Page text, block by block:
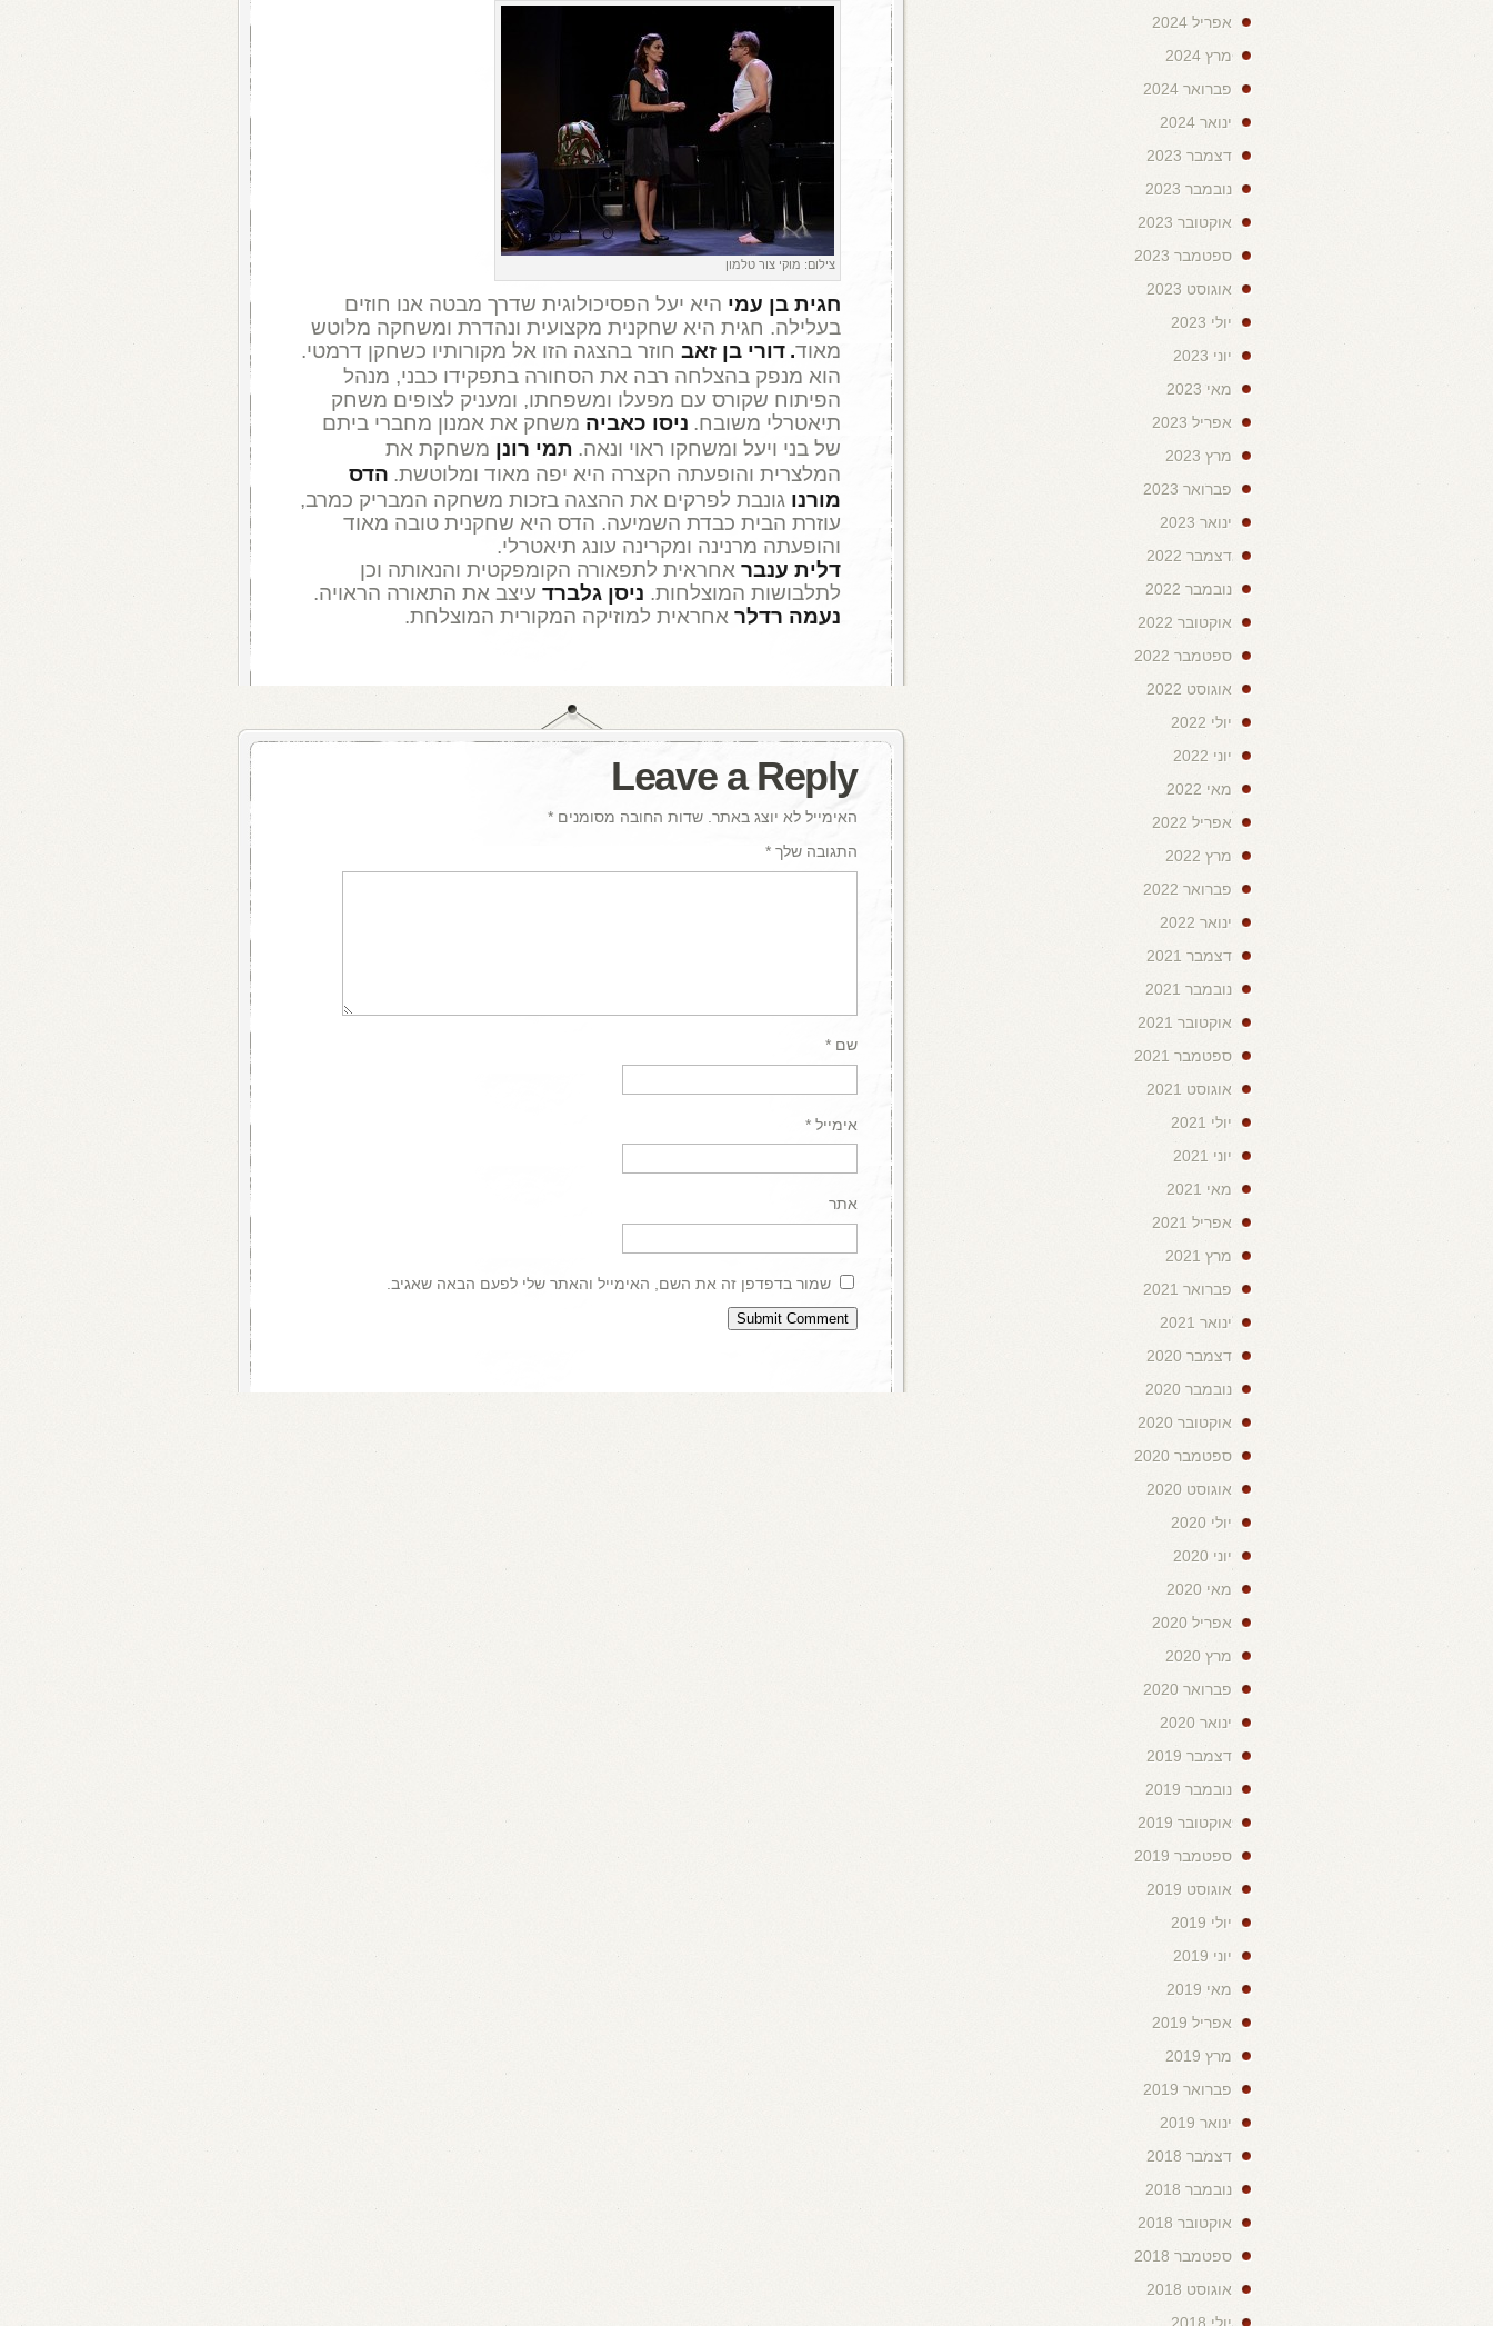
צילום: מוקי צור טלמון
חגית בן עמי היא יעל הפסיכולוגית שדרך מבטה אנו חוזים
בעלילה. חגית היא שחקנית מקצועית ונהדרת ומשחקה מלוטש
מאוד. דורי בן זאב חוזר בהצגה הזו אל מקורותיו כשחקן דרמטי.
הוא מנפק בהצלחה רבה את הסחורה בתפקידו כבני, מנהל
הפיתוח שקורס עם מפעלו ומשפחתו, ומעניק לצופים משחק
תיאטרלי משובח. ניסו כאביה משחק את אמנון מחברי ביתם
של בני ויעל ומשחקו ראוי ונאה. תמי רונן משחקת את
המלצרית והופעתה הקצרה היא יפה מאוד ומלוטשת. הדס
מורנו גונבת לפרקים את ההצגה בזכות משחקה המבריק כמרב,
עוזרת הבית כבדת השמיעה. הדס היא שחקנית טובה מאוד
והופעתה מרנינה ומקרינה עונג תיאטרלי.
דלית ענבר אחראית לתפאורה הקומפקטית והנאותה וכן
לתלבושות המוצלחות. ניסן גלברד עיצב את התאורה הראויה.
נעמה רדלר אחראית למוזיקה המקורית המוצלחת.
Leave a Reply
האימייל לא יוצג באתר. שדות החובה מסומנים *
התגובה שלך *
שם *
אימייל *
אתר
שמור בדפדפן זה את השם, האימייל והאתר שלי לפעם הבאה שאגיב.
אפריל 2024
מרץ 2024
פברואר 2024
ינואר 2024
דצמבר 2023
נובמבר 2023
אוקטובר 2023
ספטמבר 2023
אוגוסט 2023
יולי 2023
יוני 2023
מאי 2023
אפריל 2023
מרץ 2023
פברואר 2023
ינואר 2023
דצמבר 2022
נובמבר 2022
אוקטובר 2022
ספטמבר 2022
אוגוסט 2022
יולי 2022
יוני 2022
מאי 2022
אפריל 2022
מרץ 2022
פברואר 2022
ינואר 2022
דצמבר 2021
נובמבר 2021
אוקטובר 2021
ספטמבר 2021
אוגוסט 2021
יולי 2021
יוני 2021
מאי 2021
אפריל 2021
מרץ 2021
פברואר 2021
ינואר 2021
דצמבר 2020
נובמבר 2020
אוקטובר 2020
ספטמבר 2020
אוגוסט 2020
יולי 2020
יוני 2020
מאי 2020
אפריל 2020
מרץ 2020
פברואר 2020
ינואר 2020
דצמבר 2019
נובמבר 2019
אוקטובר 2019
ספטמבר 2019
אוגוסט 2019
יולי 2019
יוני 2019
מאי 2019
אפריל 2019
מרץ 2019
פברואר 2019
ינואר 2019
דצמבר 2018
נובמבר 2018
אוקטובר 2018
ספטמבר 2018
אוגוסט 2018